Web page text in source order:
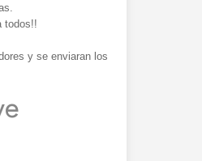
todos!!
y se enviaran los